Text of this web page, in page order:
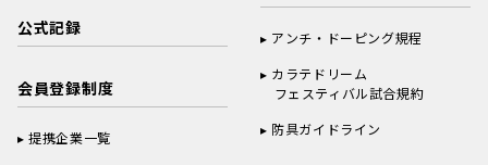
公式記録
会員登録制度
提携企業一覧
アンチ・ドーピング規程
カラテドリーム
フェスティバル試合規約
防具ガイドライン